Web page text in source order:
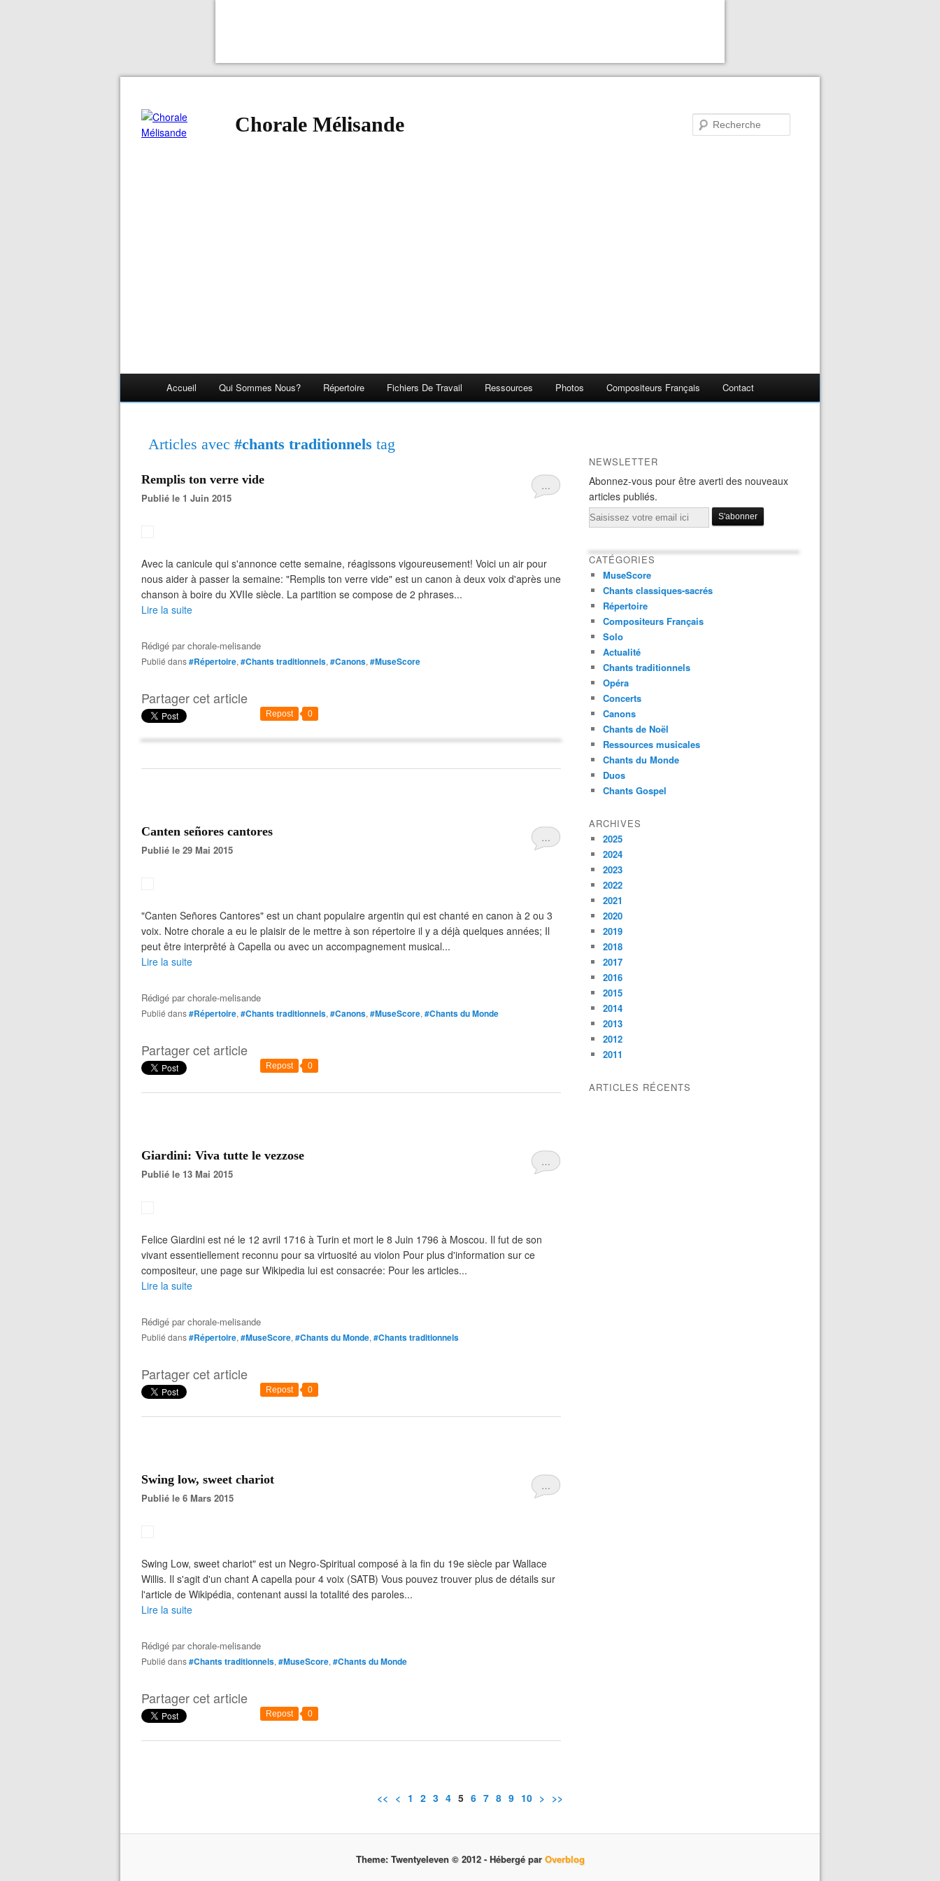
Chorale Mélisande
Accueil Qui Sommes Nous? Répertoire Fichiers De Travail Ressources Photos Compositeurs Français Contact
Articles avec #chants traditionnels tag
…
Remplis ton verre vide
Publié le 1 Juin 2015
Avec la canicule qui s'annonce cette semaine, réagissons vigoureusement! Voici un air pour
nous aider à passer la semaine: "Remplis ton verre vide" est un canon à deux voix d'après une
chanson à boire du XVIIe siècle. La partition se compose de 2 phrases...
Lire la suite
Rédigé parchorale-melisande
Publié dans#Répertoire, #Chants traditionnels, #Canons, #MuseScore
Partager cet article
Repost 0
…
Canten señores cantores
Publié le 29 Mai 2015
"Canten Señores Cantores" est un chant populaire argentin qui est chanté en canon à 2 ou 3
voix. Notre chorale a eu le plaisir de le mettre à son répertoire il y a déjà quelques années; Il
peut être interprêté à Capella ou avec un accompagnement musical...
Lire la suite
Rédigé parchorale-melisande
Publié dans#Répertoire, #Chants traditionnels, #Canons, #MuseScore, #Chants du Monde
Partager cet article
Repost 0
…
Giardini: Viva tutte le vezzose
Publié le 13 Mai 2015
Felice Giardini est né le 12 avril 1716 à Turin et mort le 8 Juin 1796 à Moscou. Il fut de son
vivant essentiellement reconnu pour sa virtuosité au violon Pour plus d'information sur ce
compositeur, une page sur Wikipedia lui est consacrée: Pour les articles...
Lire la suite
Rédigé parchorale-melisande
Publié dans#Répertoire, #MuseScore, #Chants du Monde, #Chants traditionnels
Partager cet article
Repost 0
…
Swing low, sweet chariot
Publié le 6 Mars 2015
Swing Low, sweet chariot" est un Negro-Spiritual composé à la fin du 19e siècle par Wallace
Willis. Il s'agit d'un chant A capella pour 4 voix (SATB) Vous pouvez trouver plus de détails sur
l'article de Wikipédia, contenant aussi la totalité des paroles...
Lire la suite
Rédigé parchorale-melisande
Publié dans#Chants traditionnels, #MuseScore, #Chants du Monde
Partager cet article
Repost 0
NEWSLETTER
Abonnez-vous pour être averti des nouveaux
articles publiés.
Email
CATÉGORIES
MuseScore
Chants classiques-sacrés
Répertoire
Compositeurs Français
Solo
Actualité
Chants traditionnels
Opéra
Concerts
Canons
Chants de Noël
Ressources musicales
Chants du Monde
Duos
Chants Gospel
ARCHIVES
2025
2024
2023
2022
2021
2020
2019
2018
2017
2016
2015
2014
2013
2012
2011
ARTICLES RÉCENTS
<< < 1 2 3 4 5 6 7 8 9 10 > >>
Theme: Twentyeleven © 2012 - Hébergé par Overblog